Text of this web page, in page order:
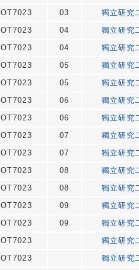
OT7023 03
獨立研究
OT7023 04
獨立研究
OT7023 04
獨立研究
OT7023 05
獨立研究
OT7023 05
獨立研究
OT7023 06
獨立研究
OT7023 06
獨立研究
OT7023 07
獨立研究
OT7023 07
獨立研究
OT7023 08
獨立研究
OT7023 08
獨立研究
OT7023 09
獨立研究
OT7023 09
獨立研究
OT7023
獨立研究
OT7023
獨立研究